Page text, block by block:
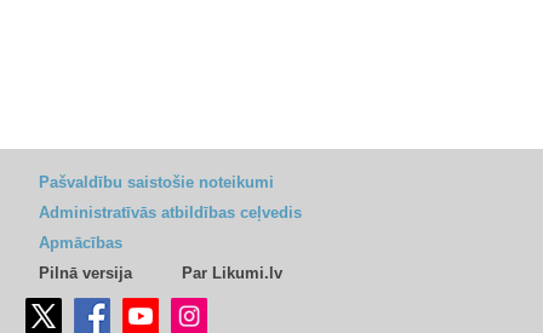
Pašvaldību saistošie noteikumi
Administratīvās atbildības ceļvedis
Apmācības
Pilnā versija
Par Likumi.lv